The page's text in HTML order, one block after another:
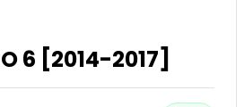
6 [2014-2017]